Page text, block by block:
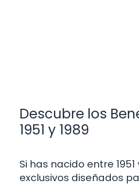
Descubre los
1951 y 1989
Si has nacido entre
exclusivos diseñados